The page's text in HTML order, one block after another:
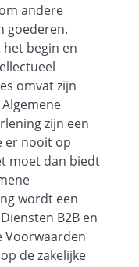
dan zal
is,
en
aan
van het
andere
goederen.
begin en
omvat zijn
zijn een
er nooit op
moet dan biedt
wordt een
B2B en
Voorwaarden
de zakelijke